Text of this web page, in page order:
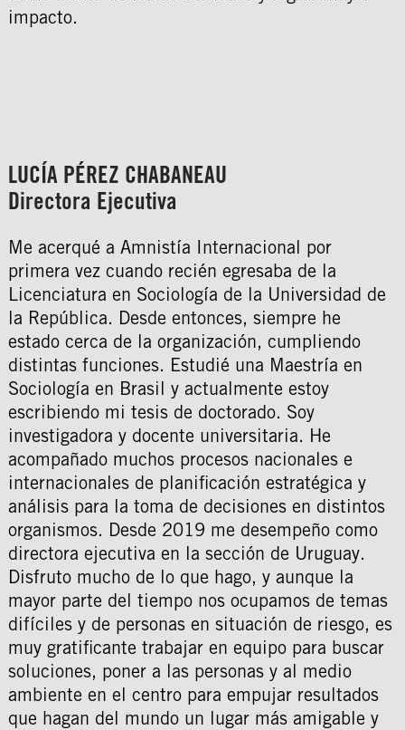
impacto.
LUCÍA PÉREZ CHABANEAU
Directora Ejecutiva
Me acerqué a Amnistía Internacional por
primera vez cuando recién egresaba de la
Licenciatura en Sociología de la Universidad de
la República. Desde entonces, siempre he
estado cerca de la organización, cumpliendo
distintas funciones. Estudié una Maestría en
Sociología en Brasil y actualmente estoy
escribiendo mi tesis de doctorado. Soy
investigadora y docente universitaria. He
acompañado muchos procesos nacionales e
internacionales de planificación estratégica y
análisis para la toma de decisiones en distintos
organismos. Desde 2019 me desempeño como
directora ejecutiva en la sección de Uruguay.
Disfruto mucho de lo que hago, y aunque la
mayor parte del tiempo nos ocupamos de temas
difíciles y de personas en situación de riesgo, es
muy gratificante trabajar en equipo para buscar
soluciones, poner a las personas y al medio
ambiente en el centro para empujar resultados
que hagan del mundo un lugar más amigable y